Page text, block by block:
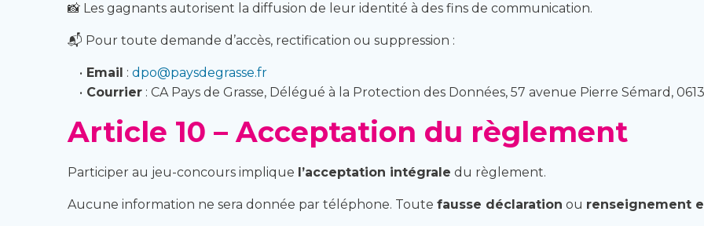
📸 Les gagnants autorisent la diffusion de leur identité à des fins de communication.
📬 Pour toute demande d’accès, rectification ou suppression :
Email : dpo@paysdegrasse.fr
Courrier: CA Pays de Grasse, Délégué à la Protection des Données, 57 avenue Pierre Sémard,
Article 10 – Acceptation du règlement
Participer au jeu-concours implique l’acceptation intégrale du règlement.
Aucune information ne sera donnée par téléphone. Toute fausse déclaration ou renseignement